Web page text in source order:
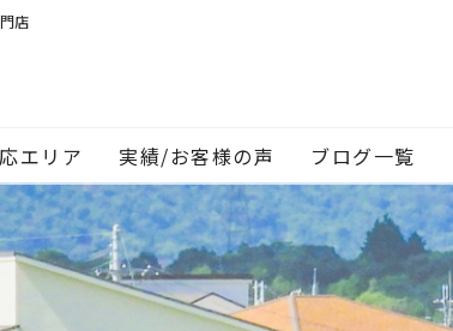
店
エリア 実績/お客様の声 ブログ一覧